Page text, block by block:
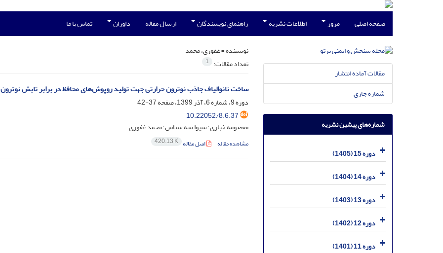
صفحه اصلی مرور اطلاعات نشریه راهنمای نویسندگان ارسال مقاله داوران تماس با ما
نویسنده =غفوری، محمد
تعداد مقالات: 1
ساخت نانو‌الیاف جاذب نوترون حرارتی جهت تولید روپوش‌های محافظ در برابر تابش نوترون
دوره 9، شماره 6، آذر 1399، صفحه
37-42
10.22052/8.6.37
معصومه خبازی؛ شیوا شه شناس؛ محمد غفوری
مشاهده مقاله اصل مقاله 420.13 K
مقالات آماده انتشار
شماره جاری
شماره‌های پیشین نشریه
دوره 15 (1405)
دوره 14 (1404)
دوره 13 (1403)
دوره 12 (1402)
دوره 11 (1401)